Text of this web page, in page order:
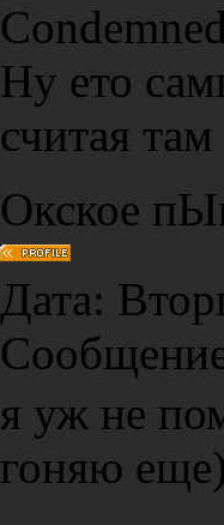
Ну ето
считая
Окское
Дата:
я уж не
гоняю